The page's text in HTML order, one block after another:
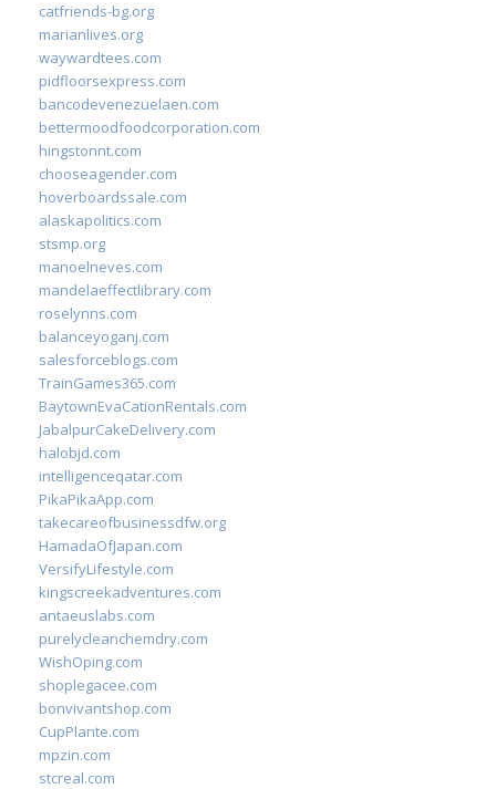
catfriends-bg.org
marianlives.org
waywardtees.com
pidfloorsexpress.com
bancodevenezuelaen.com
bettermoodfoodcorporation.com
hingstonnt.com
chooseagender.com
hoverboardssale.com
alaskapolitics.com
stsmp.org
manoelneves.com
mandelaeffectlibrary.com
roselynns.com
balanceyoganj.com
salesforceblogs.com
TrainGames365.com
BaytownEvaCationRentals.com
JabalpurCakeDelivery.com
halobjd.com
intelligenceqatar.com
PikaPikaApp.com
takecareofbusinessdfw.org
HamadaOfJapan.com
VersifyLifestyle.com
kingscreekadventures.com
antaeuslabs.com
purelycleanchemdry.com
WishOping.com
shoplegacee.com
bonvivantshop.com
CupPlante.com
mpzin.com
stcreal.com